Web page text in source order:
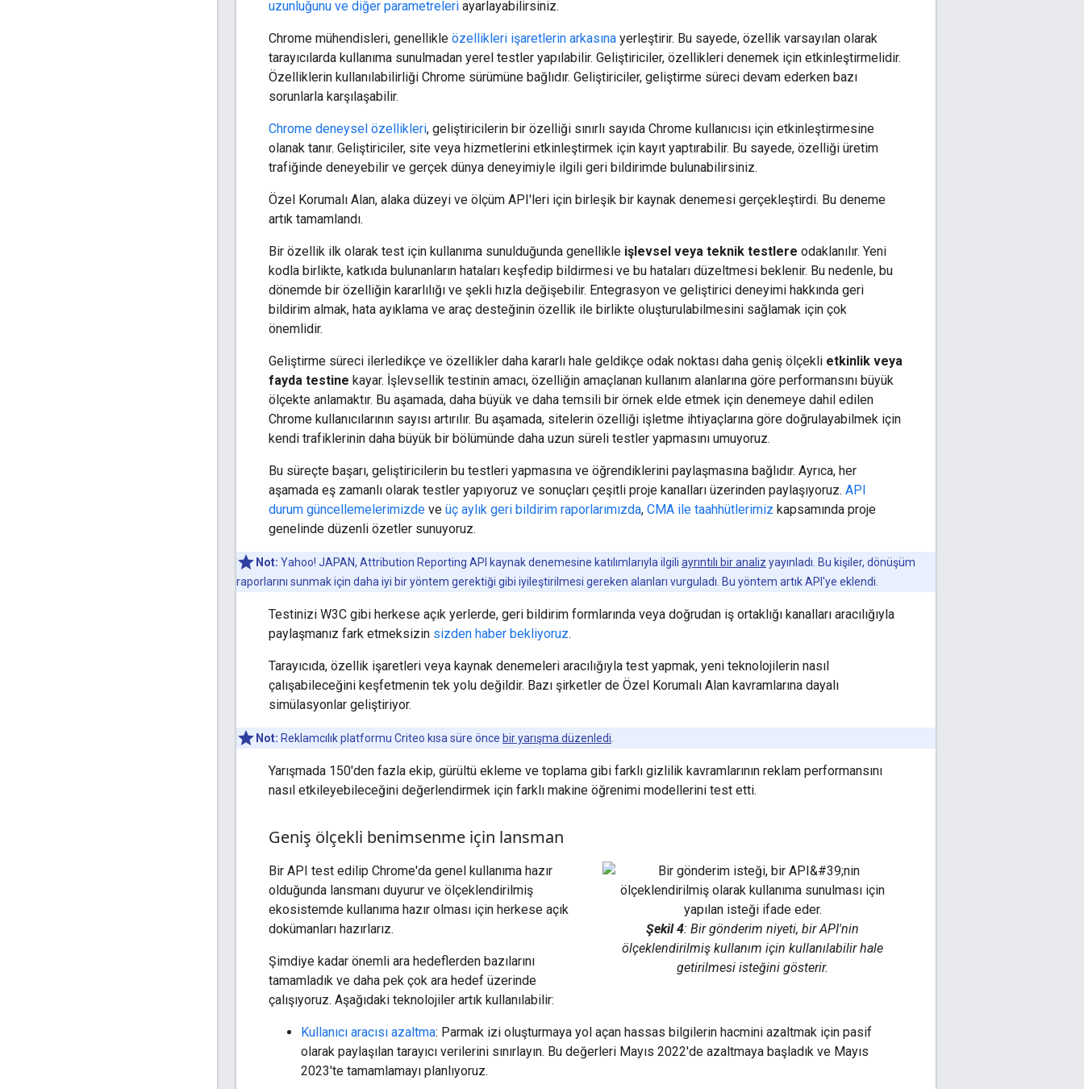
uzunluğunu ve diğer parametreleri ayarlayabilirsiniz.
Chrome mühendisleri, genellikle özellikleri işaretlerin arkasına yerleştirir. Bu sayede, özellik varsayılan olarak
tarayıcılarda kullanıma sunulmadan yerel testler yapılabilir. Geliştiriciler, özellikleri denemek için etkinleştirmelidir.
Özelliklerin kullanılabilirliği Chrome sürümüne bağlıdır. Geliştiriciler, geliştirme süreci devam ederken bazı
sorunlarla karşılaşabilir.
Chrome deneysel özellikleri, geliştiricilerin bir özelliği sınırlı sayıda Chrome kullanıcısı için etkinleştirmesine
olanak tanır. Geliştiriciler, site veya hizmetlerini etkinleştirmek için kayıt yaptırabilir. Bu sayede, özelliği üretim
trafiğinde deneyebilir ve gerçek dünya deneyimiyle ilgili geri bildirimde bulunabilirsiniz.
Özel Korumalı Alan, alaka düzeyi ve ölçüm API'leri için birleşik bir kaynak denemesi gerçekleştirdi. Bu deneme
artık tamamlandı.
Bir özellik ilk olarak test için kullanıma sunulduğunda genellikle işlevsel veya teknik testlere odaklanılır. Yeni
kodla birlikte, katkıda bulunanların hataları keşfedip bildirmesi ve bu hataları düzeltmesi beklenir. Bu nedenle, bu
dönemde bir özelliğin kararlılığı ve şekli hızla değişebilir. Entegrasyon ve geliştirici deneyimi hakkında geri
bildirim almak, hata ayıklama ve araç desteğinin özellik ile birlikte oluşturulabilmesini sağlamak için çok
önemlidir.
Geliştirme süreci ilerledikçe ve özellikler daha kararlı hale geldikçe odak noktası daha geniş ölçekli etkinlik veya
fayda testine kayar. İşlevsellik testinin amacı, özelliğin amaçlanan kullanım alanlarına göre performansını büyük
ölçekte anlamaktır. Bu aşamada, daha büyük ve daha temsili bir örnek elde etmek için denemeye dahil edilen
Chrome kullanıcılarının sayısı artırılır. Bu aşamada, sitelerin özelliği işletme ihtiyaçlarına göre doğrulayabilmek için
kendi trafiklerinin daha büyük bir bölümünde daha uzun süreli testler yapmasını umuyoruz.
Bu süreçte başarı, geliştiricilerin bu testleri yapmasına ve öğrendiklerini paylaşmasına bağlıdır. Ayrıca, her
aşamada eş zamanlı olarak testler yapıyoruz ve sonuçları çeşitli proje kanalları üzerinden paylaşıyoruz. API
durum güncellemelerimizde ve üç aylık geri bildirim raporlarımızda, CMA ile taahhütlerimiz kapsamında proje
genelinde düzenli özetler sunuyoruz.
Not: Yahoo! JAPAN, Attribution Reporting API kaynak denemesine katılımlarıyla ilgili ayrıntılı bir analiz yayınladı. Bu kişiler, dönüşüm
raporlarını sunmak için daha iyi bir yöntem gerektiği gibi iyileştirilmesi gereken alanları vurguladı. Bu yöntem artık API'ye eklendi.
Testinizi W3C gibi herkese açık yerlerde, geri bildirim formlarında veya doğrudan iş ortaklığı kanalları aracılığıyla
paylaşmanız fark etmeksizin sizden haber bekliyoruz.
Tarayıcıda, özellik işaretleri veya kaynak denemeleri aracılığıyla test yapmak, yeni teknolojilerin nasıl
çalışabileceğini keşfetmenin tek yolu değildir. Bazı şirketler de Özel Korumalı Alan kavramlarına dayalı
simülasyonlar geliştiriyor.
Not: Reklamcılık platformu Criteo kısa süre önce bir yarışma düzenledi.
Yarışmada 150'den fazla ekip, gürültü ekleme ve toplama gibi farklı gizlilik kavramlarının reklam performansını
nasıl etkileyebileceğini değerlendirmek için farklı makine öğrenimi modellerini test etti.
Geniş ölçekli benimsenme için lansman
Şekil 4: Bir gönderim niyeti, bir API'nin
ölçeklendirilmiş kullanım için kullanılabilir hale
getirilmesi isteğini gösterir.
Bir API test edilip Chrome'da genel kullanıma hazır
olduğunda lansmanı duyurur ve ölçeklendirilmiş
ekosistemde kullanıma hazır olması için herkese açık
dokümanları hazırlarız.
Şimdiye kadar önemli ara hedeflerden bazılarını
tamamladık ve daha pek çok ara hedef üzerinde
çalışıyoruz. Aşağıdaki teknolojiler artık kullanılabilir:
Kullanıcı aracısı azaltma: Parmak izi oluşturmaya yol açan hassas bilgilerin hacmini azaltmak için pasif
olarak paylaşılan tarayıcı verilerini sınırlayın. Bu değerleri Mayıs 2022'de azaltmaya başladık ve Mayıs
2023'te tamamlamayı planlıyoruz.